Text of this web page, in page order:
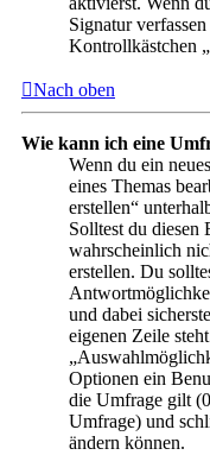
Signatur
Kontrollkästchen
Nach oben
Wie kann ich eine
Wenn du ein
eines Themas
erstellen“
Solltest du diesen
wahrscheinlich
erstellen. Du
und dabei
eigenen Zeile
Optionen ein
die Umfrage gilt
Umfrage) und
ändern können.